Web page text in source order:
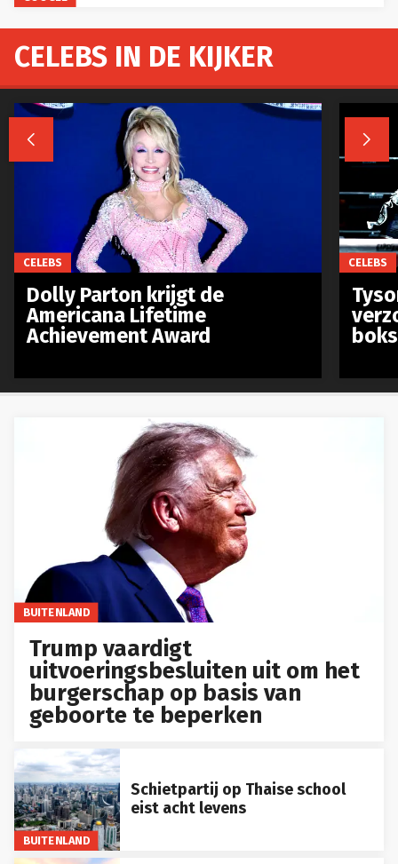
BUITENLAND
Trump vaardigt
uitvoeringsbesluiten uit om het
burgerschap op basis van
geboorte te beperken
BUITENLAND
Schietpartij op Thaise school
eist acht levens
CELEBS IN DE KIJKER
 
CELEBS
Dolly Parton krijgt de
Americana Lifetime
Achievement Award
CELEBS